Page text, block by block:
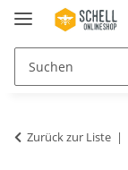
Zurück zur Liste